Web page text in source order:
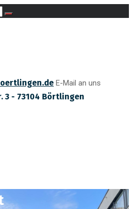
E-Mail an uns
3 - 73104 Börtlingen